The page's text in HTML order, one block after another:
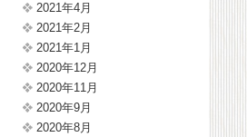
2021年4月
2021年2月
2021年1月
2020年12月
2020年11月
2020年9月
2020年8月